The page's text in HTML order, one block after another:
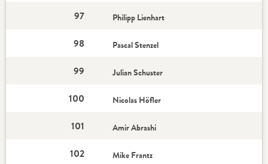
97 Philipp Lienhart
98 Pascal Stenzel
99 Julian Schuster
100 Nicolas Höfler
101 Amir Abrashi
102 Mike Frantz